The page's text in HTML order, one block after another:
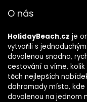
O nás
HolidayBeach.cz je
vytvořili s
dovolenou snadno,
cestování a víme,
těch nejlepších
dohromady místo,
dovolenou na jednom